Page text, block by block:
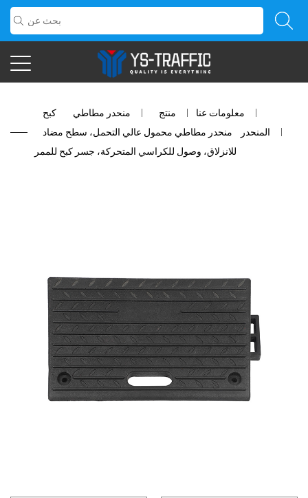
معلومات عنا منتج منحدر مطاطي كبح
المنحدر منحدر مطاطي محمول عالي التحمل، سطح مضاد
للانزلاق، وصول للكراسي المتحركة، جسر كبح للممر